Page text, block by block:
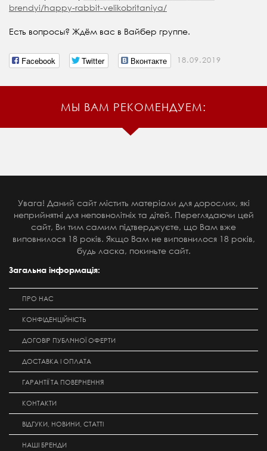
brendyi/happy-rabbit-velikobritaniya/
Есть вопросы? Ждём вас в Вайбер группе.
Facebook Twitter Вконтакте 18.09.2019
МЫ ВАМ РЕКОМЕНДУЕМ:
Увага! Даний сайт містить матеріали для дорослих, які
неприйнятні для неповнолітніх та дітей. Переглядаючи цей
сайт, Ви тим самим підтверджуєте, що Вам вже
виповнилося 18 років. Якщо Вам не виповнилося 18 років,
будь ласка, покиньте сайт.
Загальна інформація:
ПРО НАС
КОНФІДЕНЦІЙНІСТЬ
ДОГОВІР ПУБЛІЧНОЇ ОФЕРТИ
ДОСТАВКА І ОПЛАТА
ГАРАНТІЇ ТА ПОВЕРНЕННЯ
КОНТАКТИ
ВІДГУКИ, НОВИНИ, СТАТТІ
НАШІ БРЕНДИ